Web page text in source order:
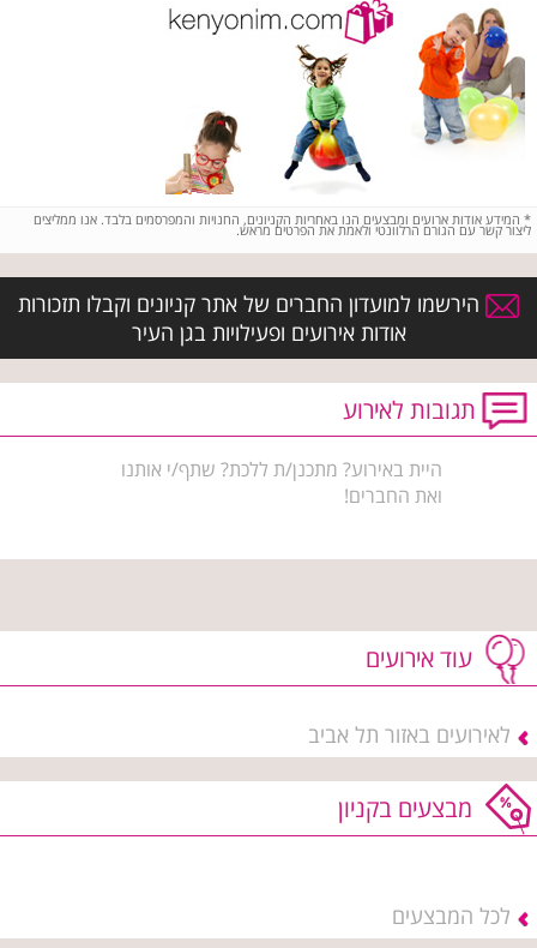
* המידע אודות ארועים ומבצעים הנו באחריות הקניונים, החנויות והמפרסמים בלבד. אנו ממליצים
ליצור קשר עם הגורם הרלוונטי ולאמת את הפרטים מראש.
הירשמו למועדון החברים של אתר קניונים וקבלו תזכורות
אודות אירועים ופעילויות בגן העיר
תגובות לאירוע
היית באירוע? מתכנן/ת ללכת? שתף/י אותנו
ואת החברים!
עוד אירועים
לאירועים באזור תל אביב
מבצעים בקניון
לכל המבצעים